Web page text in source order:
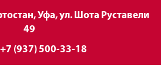
Уфа, ул. Шота Руставели
49
+7 (937) 500-33-18